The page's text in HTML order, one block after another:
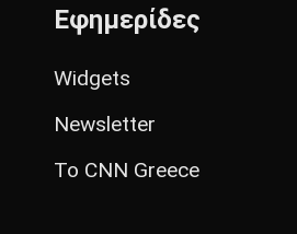
Εφημερίδες
Widgets
Newsletter
Το CNN Greece